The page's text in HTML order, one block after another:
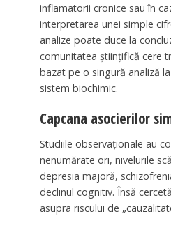
inflamatorii cronice sau în
interpretarea unei simple
analize poate duce la
comunitatea științifică cere
bazat pe o singură analiză
sistem biochimic.
Capcana asocierilor
Studiile observaționale au
nenumărate ori, nivelurile
depresia majoră,
declinul cognitiv. Însă
asupra riscului de